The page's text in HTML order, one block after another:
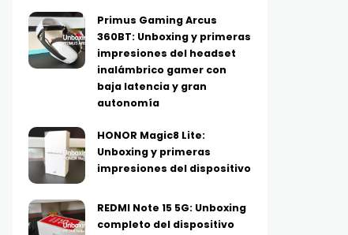
Primus Gaming Arcus
360BT: Unboxing y primeras
impresiones del headset
inalámbrico gamer con
baja latencia y gran
autonomía
HONOR Magic8 Lite:
Unboxing y primeras
impresiones del dispositivo
REDMI Note 15 5G: Unboxing
completo del dispositivo